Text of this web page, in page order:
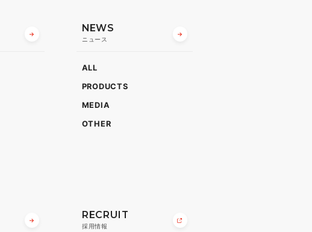
NEWS
ニュース
ALL
PRODUCTS
MEDIA
OTHER
RECRUIT
採用情報